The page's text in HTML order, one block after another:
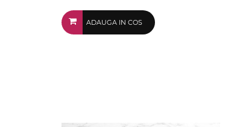
ADAUGA IN COS